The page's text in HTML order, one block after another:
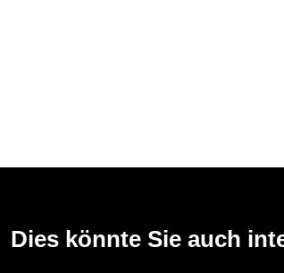
Dies könnte Sie auch